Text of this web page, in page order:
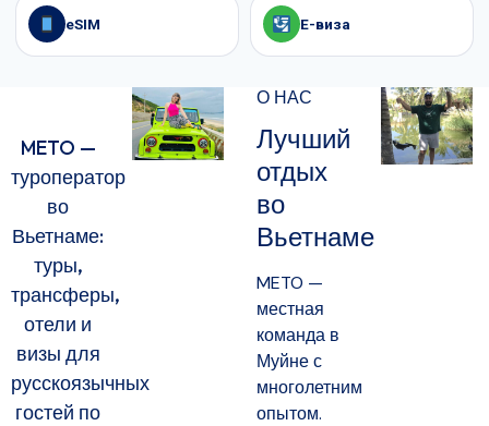
eSIM E-виза
METO —
туроператор
во
Вьетнаме:
туры,
трансферы,
отели и
визы для
русскоязычных
гостей по
О НАС
Лучший
отдых
во
Вьетнаме
METO —
местная
команда в
Муйне с
многолетним
опытом.